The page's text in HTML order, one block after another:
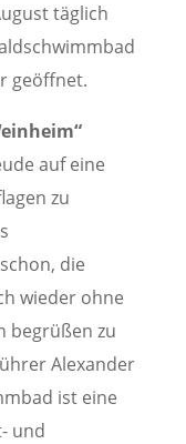
täglich
geöffnet.
auf eine
zu
die
wieder ohne
begrüßen zu
Alexander
ist eine
und